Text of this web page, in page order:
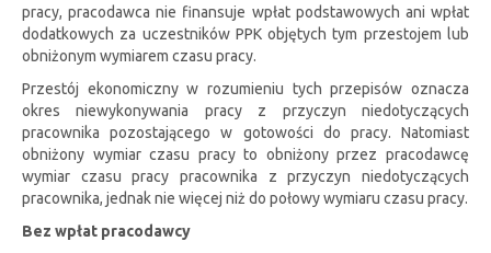
pracy, pracodawca nie finansuje wpłat podstawowych ani wpłat
dodatkowych za uczestników PPK objętych tym przestojem lub
obniżonym wymiarem czasu pracy.
Przestój ekonomiczny w rozumieniu tych przepisów oznacza
okres niewykonywania pracy z przyczyn niedotyczących
pracownika pozostającego w gotowości do pracy. Natomiast
obniżony wymiar czasu pracy to obniżony przez pracodawcę
wymiar czasu pracy pracownika z przyczyn niedotyczących
pracownika, jednak nie więcej niż do połowy wymiaru czasu pracy.
Bez wpłat pracodawcy